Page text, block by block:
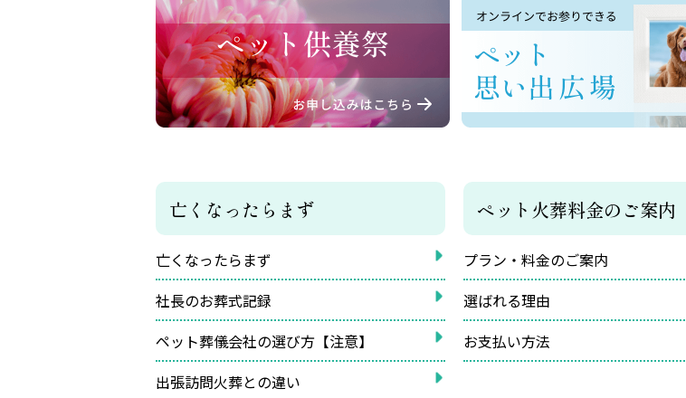
亡くなったらまず
亡くなったらまず
社長のお葬式記録
ペット葬儀会社の選び方【注意】
出張訪問火葬との違い
ペット火葬料金のご案内
プラン・料金のご案内
選ばれる理由
お支払い方法